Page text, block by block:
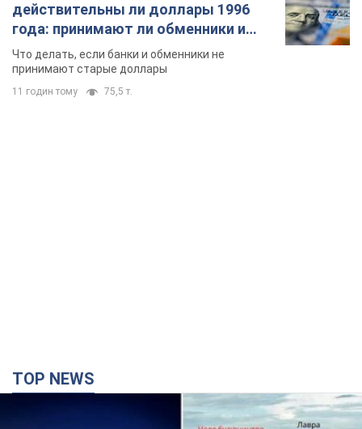
действительны ли доллары 1996
года: принимают ли обменники и
банки такие купюры
Что делать, если банки и обменники не
принимают старые доллары
11 годин тому 75,5 т.
TOP NEWS